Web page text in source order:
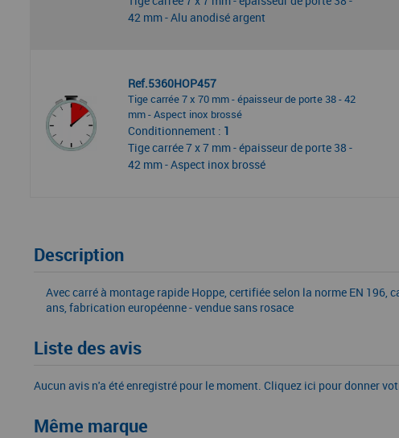
42 mm - Alu anodisé argent
Ref.5360HOP457
Tige carrée 7 x 70 mm - épaisseur de porte 38 - 42
mm - Aspect inox brossé
Conditionnement : 1
Tige carrée 7 x 7 mm - épaisseur de porte 38 -
42 mm - Aspect inox brossé
Description
Avec carré à montage rapide Hoppe, certifiée selon la norme EN
ans, fabrication européenne - vendue sans rosace
Liste des avis
Aucun avis n'a été enregistré pour le moment. Cliquez ici pour donner
Même marque